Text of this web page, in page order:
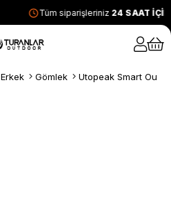
Tüm siparişleriniz24 SAAT
Erkek Gömlek Utopeak Smart